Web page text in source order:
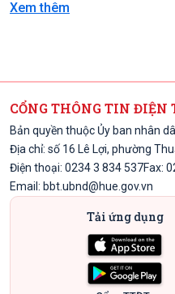
Xem thêm
CỔNG THÔNG TIN
Bản quyền thuộc Ủy ban nhân
Địa chỉ: số 16 Lê Lợi, phường
Điện thoại: 0234 3 834 537Fax:
Email: bbt.ubnd@hue.gov.vn
Tải ứng dụng